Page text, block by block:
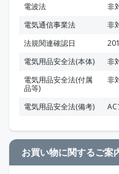
電波法
非
電気通信事業法
非
法規関連確認日
電気用品安全法(本体)
非
電気用品安全法(付属
品等)
非
電気用品安全法(備考)
お買い物に関するご案